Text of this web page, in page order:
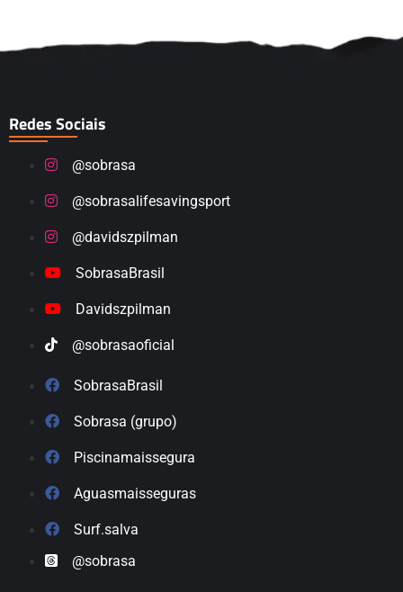
Redes Sociais
@sobrasa
@sobrasalifesavingsport
@davidszpilman
SobrasaBrasil
Davidszpilman
@sobrasaoficial
SobrasaBrasil
Sobrasa (grupo)
Piscinamaissegura
Aguasmaisseguras
Surf.salva
@sobrasa